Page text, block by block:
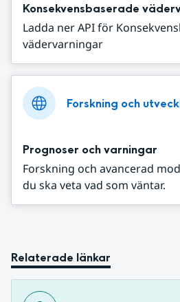
Konsekvensbaserade
Ladda ner API för
vädervarningar
Forskning och
Prognoser och varningar
Forskning och avancerad
du ska veta vad som väntar.
Relaterade länkar